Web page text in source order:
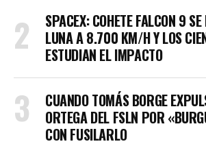
SPACEX: COHETE FALCON 9
LUNA A 8.700 KM/H Y LOS
ESTUDIAN EL IMPACTO
CUANDO TOMÁS BORGE
ORTEGA DEL FSLN POR
CON FUSILARLO